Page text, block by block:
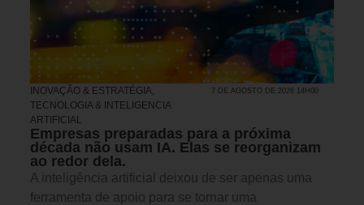
INOVAÇÃO & ESTRATÉGIA,
TECNOLOGIA & INTELIGENCIA
ARTIFICIAL
7 DE AGOSTO DE 2026 14H00
Empresas preparadas para a próxima
década não usam IA. Elas se reorganizam
ao redor dela.
A inteligência artificial deixou de ser apenas uma
ferramenta de apoio para se tornar uma